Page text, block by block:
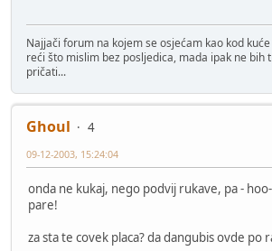
Najjači forum na kojem se osjećam kao kod
reći što mislim bez posljedica, mada ipak ne bih
pričati...
Ghoul
4
09-12-2003, 15:24:04
onda ne kukaj, nego podvij rukave, pa -
pare!
za sta te covek placa? da dangubis ovde po